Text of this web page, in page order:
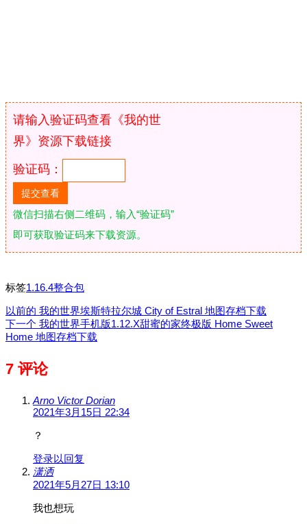
请输入验证码查看《我的世
界》资源下载链接
验证码：
微信扫描右侧二维码，输入“验证码”
即可获取验证码来下载资源。
标签1.16.4整合包
以前的 我的世界埃斯特拉尔城 City of Estral 地图存档下载
下一个 我的世界手机版1.12.X甜蜜的家终极版 Home Sweet
Home 地图存档下载
7 评论
Arno Victor Dorian
2021年3月15日 22:34
？
登录以回复
潇洒
2021年5月27日 13:10
我也想玩